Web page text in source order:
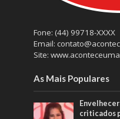
Fone: (44) 99718-XXXX
Email:
Site:
As Mais Populares
criticados